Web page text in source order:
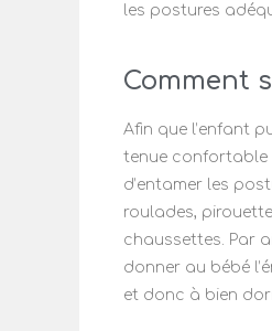
les postures
Comment
Afin que l’enfant
tenue confortable
d’entamer les
roulades,
chaussettes. Par
donner au bébé
et donc à bien